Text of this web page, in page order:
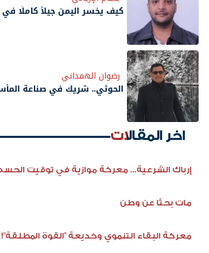
كيف يخسر اليمن جيلاً كاملًا
رضوان الهمداني
الحوثي.. شريك في صناعة
اخر المقالات
إرباك الشرعية... معركة موازية في توقيت
مات بحثًا عن وطن
معركة البقاء التنموي وخديعة "القوة المطلقة"!